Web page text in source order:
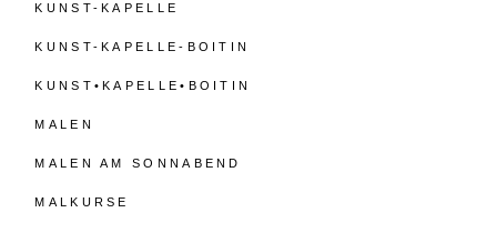
KUNST-KAPELLE
KUNST-KAPELLE-BOITIN
KUNST•KAPELLE•BOITIN
MALEN
MALEN AM SONNABEND
MALKURSE